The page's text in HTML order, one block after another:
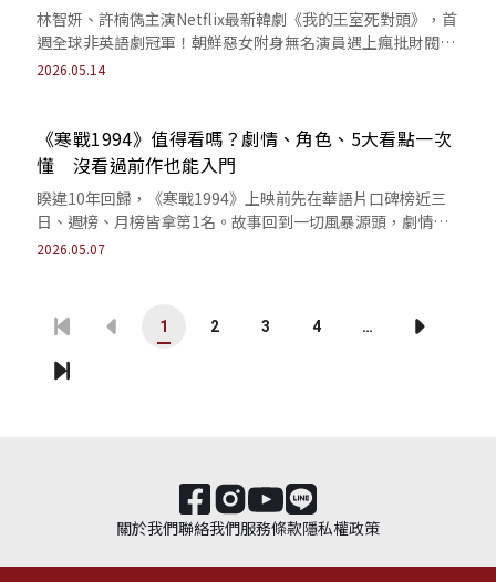
林智妍、許楠儁主演Netflix最新韓劇《我的王室死對頭》，首
週全球非英語劇冠軍！朝鮮惡女附身無名演員遇上瘋批財閥，
四大追劇看點、劇情卡司懶人包。
2026.05.14
《寒戰1994》值得看嗎？劇情、角色、5大看點一次
懂 沒看過前作也能入門
睽違10年回歸，《寒戰1994》上映前先在華語片口碑榜近三
日、週榜、月榜皆拿第1名。故事回到一切風暴源頭，劇情角
色、5大看點與影人場特典重點整理。
2026.05.07
1 2 3 4 …
關於我們聯絡我們服務條款隱私權政策